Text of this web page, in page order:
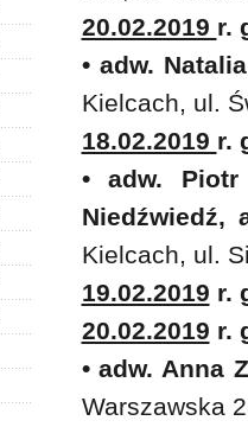
20.02.2019 r.
• adw.
Kielcach, ul.
18.02.2019 r.
• adw.
Niedźwiedź,
Kielcach, ul.
19.02.2019 r.
20.02.2019 r.
• adw. Anna
Warszawska